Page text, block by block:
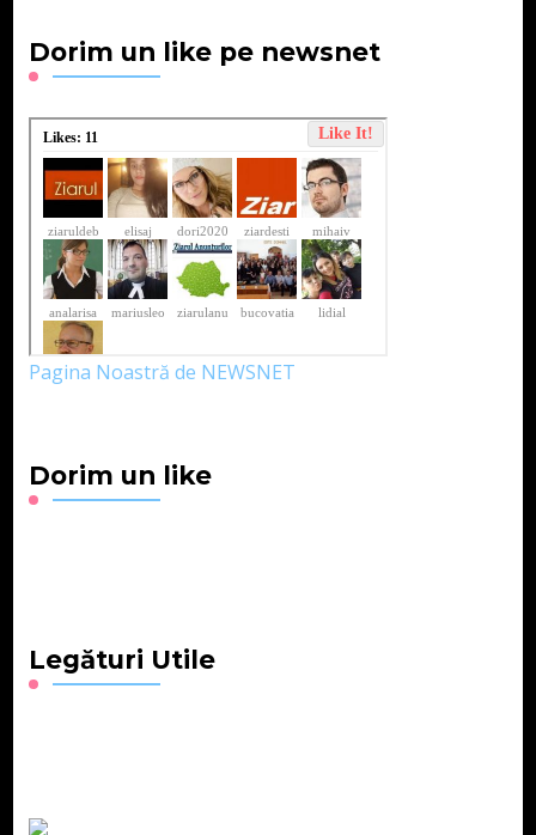
Dorim un like pe newsnet
Pagina Noastră de NEWSNET
Dorim un like
Legături Utile